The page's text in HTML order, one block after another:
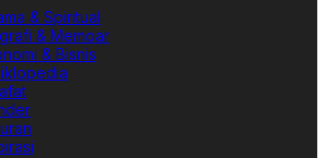
& Spiritual
& Memoar
& Bisnis